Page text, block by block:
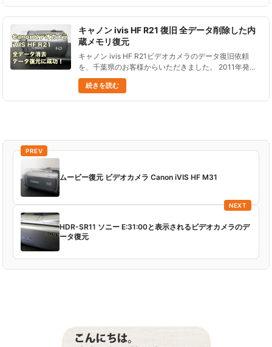
キャノン ivis HF R21 復旧 全データ削除した内
蔵メモリ復元
キャノン ivis HF R21ビデオカメラのデータ復旧依頼
を、千葉県のお客様からいただきました。 2011年発売
の、内蔵メモリ（32GB）に記録するビデオカメラで
す。 PCにバックアップしてから内蔵メモリのデータを
全消......
続きを読む
PREV
ムービー復元 ビデオカメラ Canon iVIS HF M31
NEXT
HDR-SR11 ソニー E:31:00と表示されるビデオカメラのデ
ータ復元